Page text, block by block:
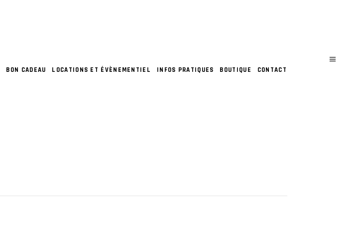
BON CADEAU LOCATIONS ET ÉVÈNEMENTIEL INFOS PRATIQUES BOUTIQUE CONTACT